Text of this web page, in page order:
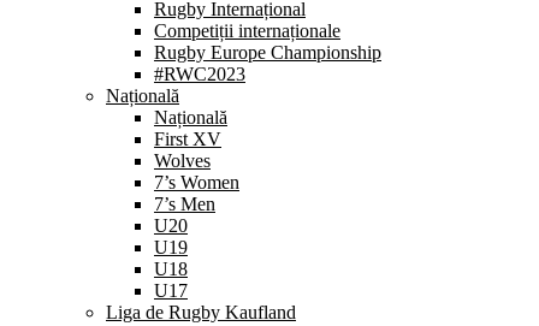
Rugby Internațional
Competiții internaționale
Rugby Europe Championship
#RWC2023
Națională
Națională
First XV
Wolves
7’s Women
7’s Men
U20
U19
U18
U17
Liga de Rugby Kaufland